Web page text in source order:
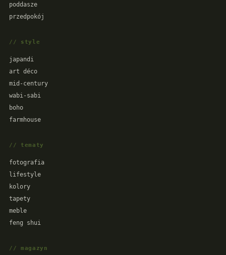
poddasze
przedpokój
// style
japandi
art déco
mid-century
wabi-sabi
boho
farmhouse
// tematy
fotografia
lifestyle
kolory
tapety
meble
feng shui
// magazyn